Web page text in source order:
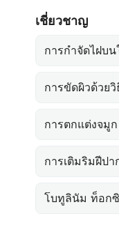
เชี่ยวชาญ
การกำจัดไฝบ
การขัดผิวด้วย
การตกแต่งจมู
การเติมริมฝีปา
โบทูลินัม ท็อก